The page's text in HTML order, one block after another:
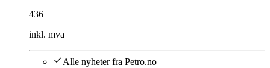
436
inkl. mva
Alle nyheter fra Petro.no